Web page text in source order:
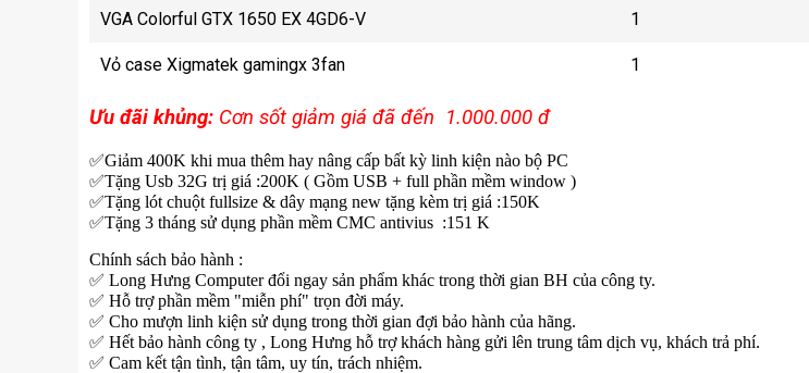
VGA Colorful GTX 1650 EX 4GD6-V 1
Vỏ case Xigmatek gamingx 3fan 1
Ưu đãi khủng: Cơn sốt giảm giá đã đến 1.000.000 đ
✅Giảm 400K khi mua thêm hay nâng cấp bất kỳ linh kiện nào bộ PC
✅Tặng Usb 32G trị giá :200K ( Gồm USB + full phần mềm window )
✅Tặng lót chuột fullsize & dây mạng new tặng kèm trị giá :150K
✅Tặng 3 tháng sử dụng phần mềm CMC antivius :151 K
Chính sách bảo hành :
✅ Long Hưng Computer đổi ngay sản phẩm khác trong thời gian BH của công ty.
✅ Hỗ trợ phần mềm "miễn phí" trọn đời máy.
✅ Cho mượn linh kiện sử dụng trong thời gian đợi bảo hành của hãng.
✅ Hết bảo hành công ty , Long Hưng hỗ trợ khách hàng gửi lên trung tâm dịch vụ, khách trả phí.
✅ Cam kết tận tình, tận tâm, uy tín, trách nhiệm.